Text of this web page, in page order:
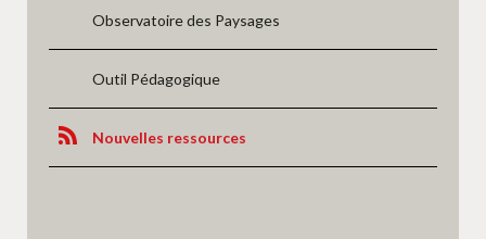
Observatoire des Paysages
Outil Pédagogique
Nouvelles ressources